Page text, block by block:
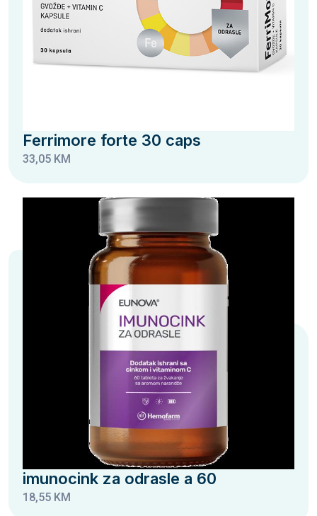
Ferrimore forte 30 caps
33,05 KM
imunocink za odrasle a 60
18,55 KM